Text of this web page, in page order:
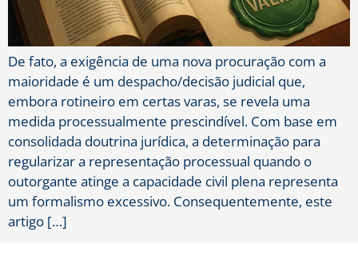
De fato, a exigência de uma nova procuração com a
maioridade é um despacho/decisão judicial que,
embora rotineiro em certas varas, se revela uma
medida processualmente prescindível. Com base em
consolidada doutrina jurídica, a determinação para
regularizar a representação processual quando o
outorgante atinge a capacidade civil plena representa
um formalismo excessivo. Consequentemente, este
artigo […]